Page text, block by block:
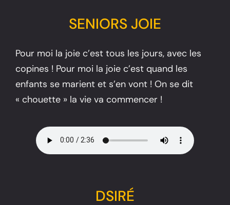
SENIORS JOIE
Pour moi la joie c’est tous les jours, avec les
copines ! Pour moi la joie c’est quand les
enfants se marient et s’en vont ! On se dit
« chouette » la vie va commencer !
DSIRÉ